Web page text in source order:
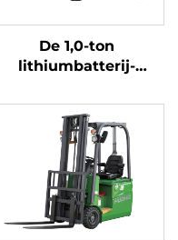
De 1,0-ton
lithiumbatterij-
met lithiumbatterij,
vervaardigd in China,
is redelijk geprijsd